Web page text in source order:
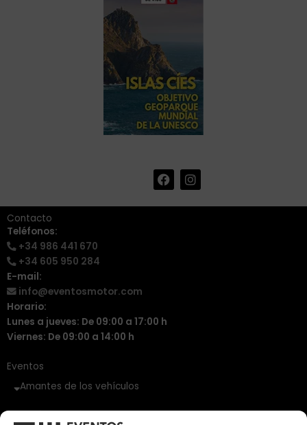
F
a
e
I
n
t
Contacto
Teléfonos:
+34 986 441 670
+34 605 950 284
E-mail:
info@eventosmotor.com
Horario:
Lunes a jueves: De 09:00 a 17:00 h
Viernes: De 09:00 a 14:00 h
Eventos
Amantes de los vehículos